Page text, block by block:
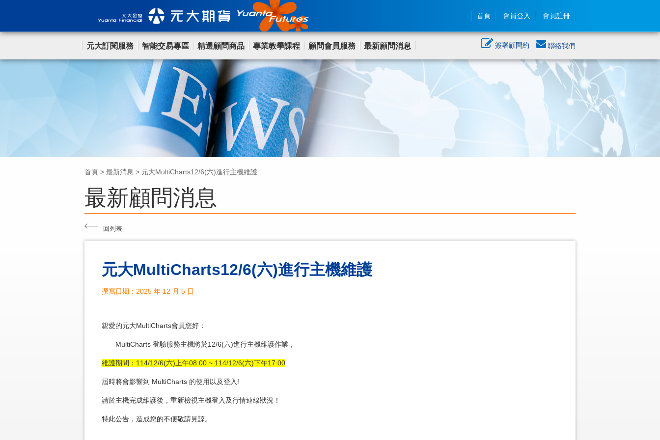
首頁 會員登入 會員註冊
元大訂閱服務 智能交易專區 精選顧問商品 專業教學課程 顧問會員服務 最新顧問消息 簽署顧問約 聯絡我們
首頁 > 最新消息 > 元大MultiCharts12/6(六)進行主機維護
最新顧問消息
回列表
元大MultiCharts12/6(六)進行主機維護
撰寫日期：2025 年 12 月 5 日
親愛的元大MultiCharts會員您好：
MultiCharts 登驗服務主機將於12/6(六)進行主機維護作業，
維護期間：114/12/6(六)上午08:00 ~ 114/12/6(六)下午17:00
屆時將會影響到 MultiCharts 的使用以及登入!
請於主機完成維護後，重新檢視主機登入及行情連線狀況！
特此公告，造成您的不便敬請見諒。